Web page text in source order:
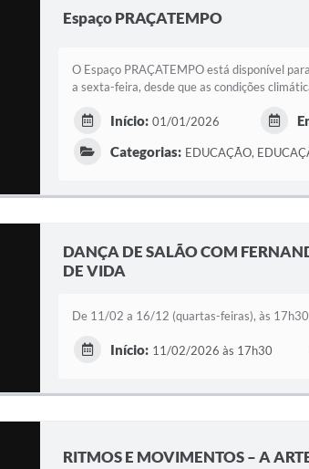
Espaço PRAÇATEMPO
O Espaço PRAÇATEMPO está disponível
a sexta-feira, desde que as condições
Início: 01/01/2026
Categorias: EDUCAÇÃO,
DANÇA DE SALÃO COM
DE VIDA
De 11/02 a 16/12 (quartas-feiras), às
Início: 11/02/2026 às 17h30
RITMOS E MOVIMENTOS – A